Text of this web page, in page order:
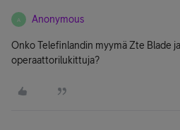
A Anonymous
Onko Telefinlandin myymä Zte Blade
operaattorilukittuja?